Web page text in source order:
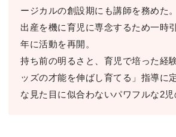
ージカルの創設期にも講師を務めた。
出産を機に育児に専念するため一時
年に活動を再開。
持ち前の明るさと、育児で培った経
ッズの才能を伸ばし育てる」指導に
な見た目に似合わないパワフルな2児